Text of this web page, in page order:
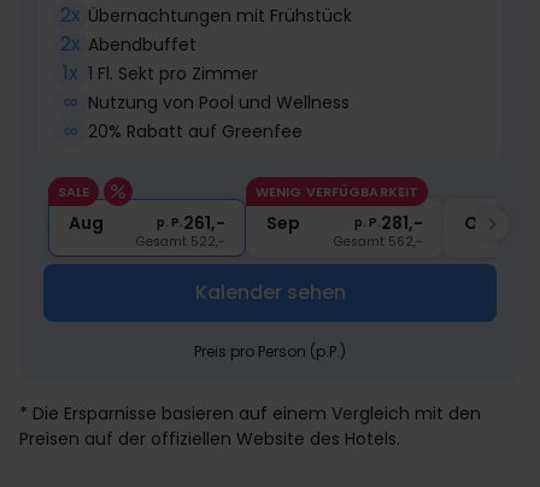
2x Übernachtungen mit Frühstück
2x Abendbuffet
1x 1 Fl. Sekt pro Zimmer
∞ Nutzung von Pool und Wellness
∞ 20% Rabatt auf Greenfee
SALE
Aug p. P.261,-
Gesamt 522,-
WENIG VERFÜGBARKEIT
Sep p. P.281,-
Gesamt 562,-
Okt
Kalender sehen
Preis pro Person (p.P.)
* Die Ersparnisse basieren auf einem Vergleich mit den
Preisen auf der offiziellen Website des Hotels.